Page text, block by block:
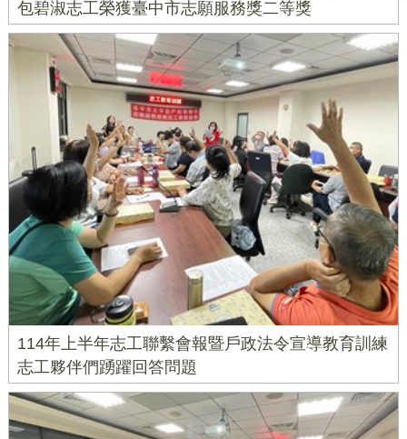
包碧淑志工榮獲臺中市志願服務獎二等獎
114年上半年志工聯繫會報暨戶政法令宣導教育訓練
志工夥伴們踴躍回答問題